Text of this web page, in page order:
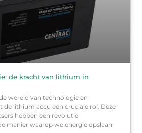
de kracht van lithium in
wereld van technologie en
de lithium accu een cruciale rol. Deze
hebben een revolutie
manier waarop we energie opslaan